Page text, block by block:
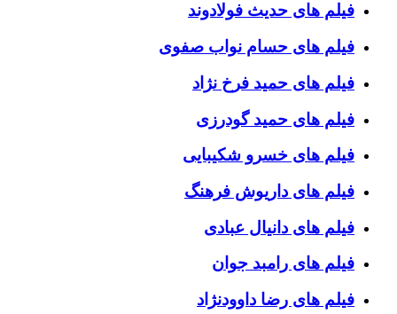
فیلم های حدیث فولادوند
فیلم های حسام نواب صفوی
فیلم های حمید فرخ نژاد
فیلم های حمید گودرزی
فیلم های خسرو شکیبایی
فیلم های داریوش فرهنگ
فیلم های دانیال عبادی
فیلم های رامبد جوان
فیلم های رضا داوودنژاد